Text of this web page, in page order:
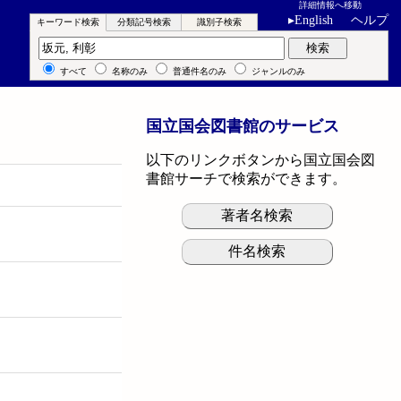
詳細情報へ移動
▸English ヘルプ
キーワード検索 分類記号検索 識別子検索
キーワード検索 検索
すべて 名称のみ 普通件名のみ ジャンルのみ
国立国会図書館のサービス
以下のリンクボタンから国立国会図
書館サーチで検索ができます。
著者名検索
件名検索